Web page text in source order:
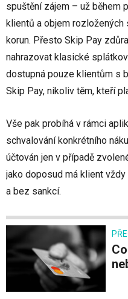
spuštění zájem – už během
klientů a objem
korun. Přesto Skip Pay
nahrazovat klasické
dostupná pouze klientům s
Skip Pay, nikoliv těm, kteří
Vše pak probíhá v rámci
schvalování konkrétního
účtován jen v případě
jako doposud má klient
a bez sankcí.
Co dělat, když jste ztratili,